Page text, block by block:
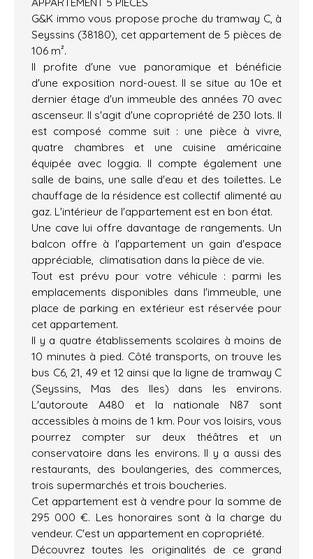
G&K immo vous propose proche du tramway C, à
Seyssins (38180), cet appartement de 5 pièces de
106 m².
Il profite d'une vue panoramique et bénéficie
d'une exposition nord-ouest. Il se situe au 10e et
dernier étage d'un immeuble des années 70 avec
ascenseur. Il s'agit d'une copropriété de 230 lots. Il
est composé comme suit : une pièce à vivre,
quatre chambres et une cuisine américaine
équipée avec loggia. Il compte également une
salle de bains, une salle d'eau et des toilettes. Le
chauffage de la résidence est collectif alimenté au
gaz. L'intérieur de l'appartement est en bon état.
Une cave lui offre davantage de rangements. Un
balcon offre à l'appartement un gain d'espace
appréciable, climatisation dans la pièce de vie.
Tout est prévu pour votre véhicule : parmi les
emplacements disponibles dans l'immeuble, une
place de parking en extérieur est réservée pour
cet appartement.
Il y a quatre établissements scolaires à moins de
10 minutes à pied. Côté transports, on trouve les
bus C6, 21, 49 et 12 ainsi que la ligne de tramway C
(Seyssins, Mas des Iles) dans les environs.
L'autoroute A480 et la nationale N87 sont
accessibles à moins de 1 km. Pour vos loisirs, vous
pourrez compter sur deux théâtres et un
conservatoire dans les environs. Il y a aussi des
restaurants, des boulangeries, des commerces,
trois supermarchés et trois boucheries.
Cet appartement est à vendre pour la somme de
295 000 €. Les honoraires sont à la charge du
vendeur. C'est un appartement en copropriété.
Découvrez toutes les originalités de ce grand